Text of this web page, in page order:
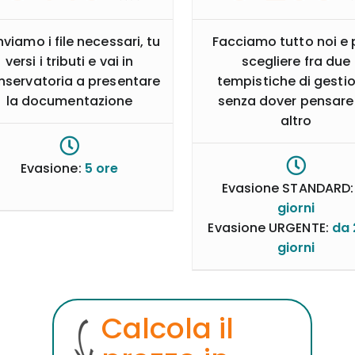
i file necessari, tu
versi i tributi e vai in
a presentare
la documentazione
Evasione: 5 ore
Facciamo tutto noi e
scegliere fra due
tempistiche di
senza dover
altro
Evasione
giorni
Evasione URGENTE: da
giorni
Calcola il